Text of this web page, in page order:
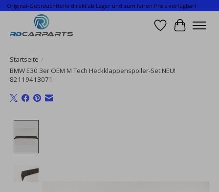
Original-Gebrauchtteile direkt ab Lager und zum fairen Preis verfügbar!
Wunschzettel
Ihr
Startseite /
BMW E30 3er OEM M Tech Heckklappenspoiler-Set NEU!
82119413071